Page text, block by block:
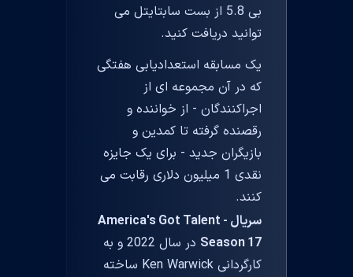
بی 5.8 از بست سابتایتل می
توانید دریافت کنید.
یک مسابقه استعدادیابی هفتگی
که در آن مجموعه ای از
اجراکنندگان - از خواننده و
رقصنده گرفته تا کمدین و
بازیگران جدید - برای یک جایزه
نقدی 1 میلیون دلاری رقابت می
کنند.
سریال America's Got Talent -
Season 17
در سال 2022 و به
کارگردانی Ken Warwick ساخته